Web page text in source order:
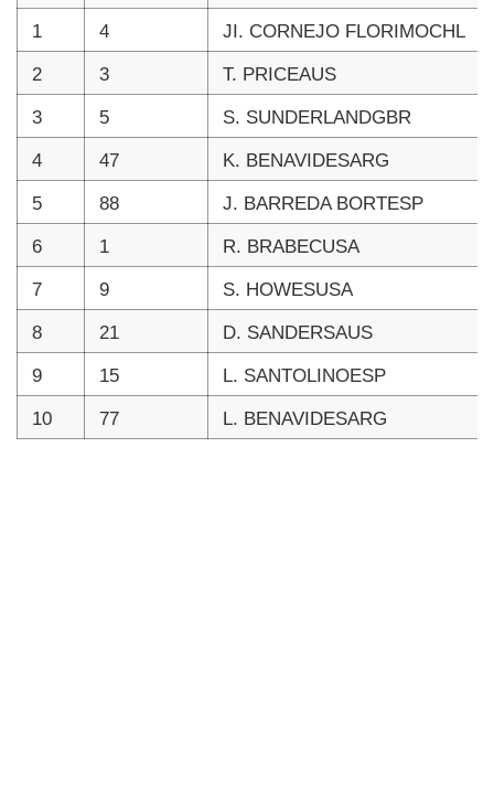
1
4
JI. CORNEJO FLORIMOCHL
2
3
T. PRICEAUS
3
5
S. SUNDERLANDGBR
4
47
K. BENAVIDESARG
5
88
J. BARREDA BORTESP
6
1
R. BRABECUSA
7
9
S. HOWESUSA
8
21
D. SANDERSAUS
9
15
L. SANTOLINOESP
10
77 L. BENAVIDESARG